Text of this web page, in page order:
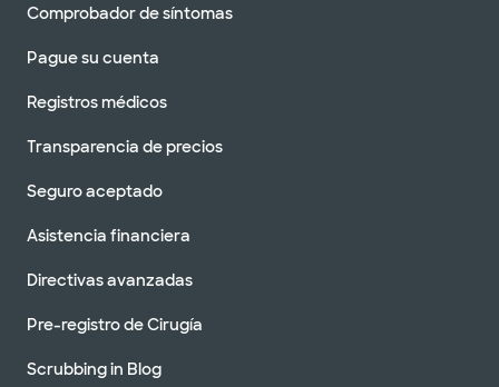
Comprobador de síntomas
Pague su cuenta
Registros médicos
Transparencia de precios
Seguro aceptado
Asistencia financiera
Directivas avanzadas
Pre-registro de Cirugía
Scrubbing in Blog